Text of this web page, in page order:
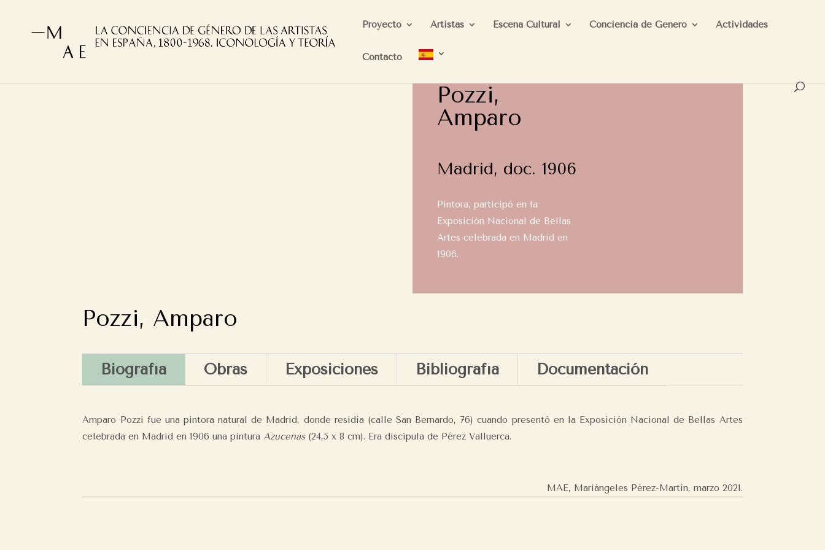
Proyecto Artistas Escena Cultural Conciencia de Género Actividades
Contacto
Pozzi,
Amparo
Madrid, doc. 1906
Pintora, participó en la
Exposición Nacional de Bellas
Artes celebrada en Madrid en
1906.
Pozzi, Amparo
Biografía Obras Exposiciones Bibliografía Documentación
Amparo Pozzi fue una pintora natural de Madrid, donde residía (calle San Bernardo, 76) cuando presentó en la Exposición Nacional de Bellas Artes
celebrada en Madrid en 1906 una pinturaAzucenas(24,5 x 8 cm). Era discípula de Pérez Valluerca.
MAE, Mariángeles Pérez-Martín, marzo 2021.